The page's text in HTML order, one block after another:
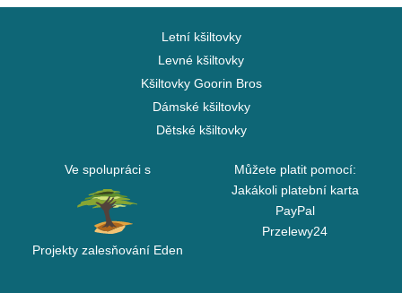
Letní kšiltovky
Levné kšiltovky
Kšiltovky Goorin Bros
Dámské kšiltovky
Dětské kšiltovky
Ve spolupráci s
Projekty zalesňování Eden
Můžete platit pomocí:
Jakákoli platební karta
PayPal
Przelewy24